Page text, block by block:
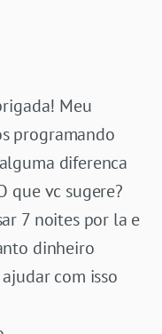
Meu
programando
diferenca
que vc sugere?
7 noites por la e
dinheiro
com isso